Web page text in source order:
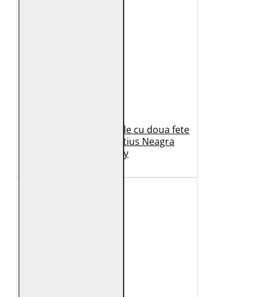
Geaca de Iarna din Piele cu doua fete
Dama 2.0 by Mauritius Neagra
G2WDilay